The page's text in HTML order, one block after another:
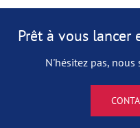
Prêt à vous lancer
N'hésitez pas,